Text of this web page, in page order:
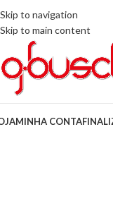
Skip to navigation
Skip to main content
MINHA CONTA